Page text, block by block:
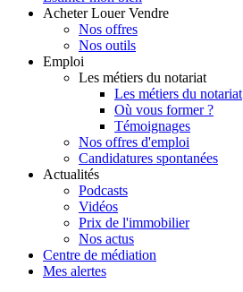
Acheter Louer Vendre
Nos offres
Nos outils
Emploi
Les métiers du notariat
Les métiers du notariat
Où vous former ?
Témoignages
Nos offres d'emploi
Candidatures spontanées
Actualités
Podcasts
Vidéos
Prix de l'immobilier
Nos actus
Centre de médiation
Mes alertes